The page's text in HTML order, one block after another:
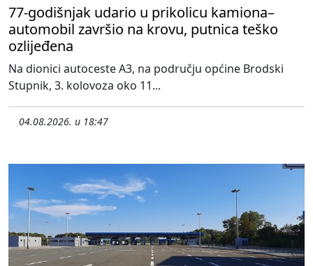
77-godišnjak udario u prikolicu kamiona–
automobil završio na krovu, putnica teško
ozlijeđena
Na dionici autoceste A3, na području općine Brodski
Stupnik, 3. kolovoza oko 11...
04.08.2026. u 18:47